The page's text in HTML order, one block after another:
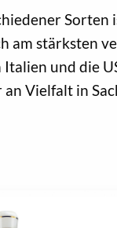
Sorten
am stärksten
und die
an Vielfalt in